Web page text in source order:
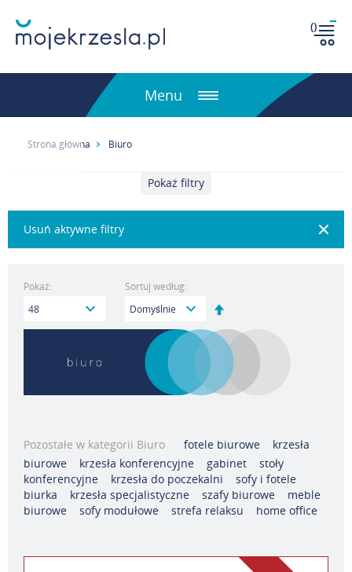
()
Menu
Strona główna Biuro
Pokaż filtry
Usuń aktywne filtry
Pokaż: Sortuj według:
malejący
Pozostałe w kategorii Biuro fotele biurowe
krzesła
biurowe
krzesła konferencyjne gabinet
stoły
konferencyjne
krzesła do poczekalni
sofy i fotele
biurka
krzesła specjalistyczne szafy biurowe
meble
biurowe
sofy modułowe strefa relaksu home office